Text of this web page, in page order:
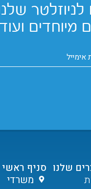
מיוחדים ועוד
שלנו סניף ראשי
משרדי